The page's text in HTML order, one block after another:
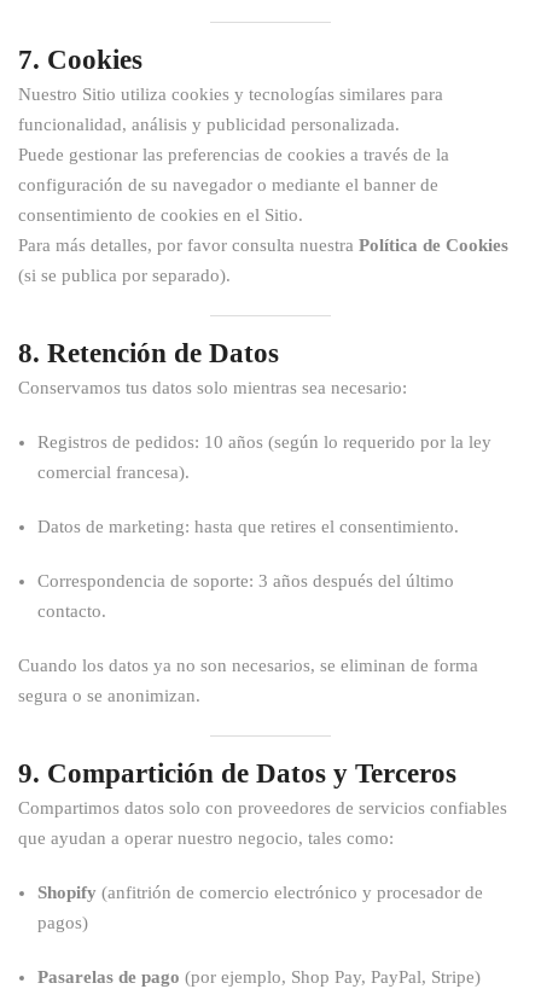
7. Cookies
Nuestro Sitio utiliza cookies y tecnologías similares para
funcionalidad, análisis y publicidad personalizada.
Puede gestionar las preferencias de cookies a través de la
configuración de su navegador o mediante el banner de
consentimiento de cookies en el Sitio.
Para más detalles, por favor consulta nuestra Política de Cookies
(si se publica por separado).
8. Retención de Datos
Conservamos tus datos solo mientras sea necesario:
Registros de pedidos: 10 años (según lo requerido por la ley
comercial francesa).
Datos de marketing: hasta que retires el consentimiento.
Correspondencia de soporte: 3 años después del último
contacto.
Cuando los datos ya no son necesarios, se eliminan de forma
segura o se anonimizan.
9. Compartición de Datos y Terceros
Compartimos datos solo con proveedores de servicios confiables
que ayudan a operar nuestro negocio, tales como:
Shopify (anfitrión de comercio electrónico y procesador de
pagos)
Pasarelas de pago (por ejemplo, Shop Pay, PayPal, Stripe)